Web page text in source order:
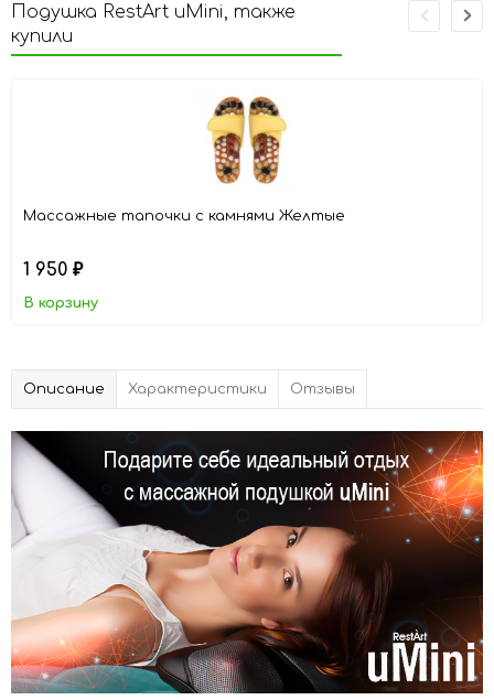
Подушка RestArt uMini, также
купили
Массажные тапочки с камнями Желтые
1 950 ₽
В корзину
Описание Характеристики Отзывы